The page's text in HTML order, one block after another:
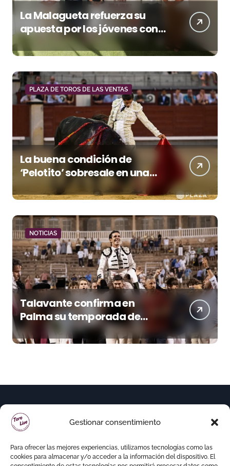
Gestionar consentimiento
Para ofrecer las mejores experiencias, utilizamos tecnologías como las
cookies para almacenar y/o acceder a la información del dispositivo. El
La Malagueta refuerza su
apuesta por los jóvenes con
entradas desde un euro
PLAZA DE TOROS DE LAS VENTAS
La buena condición de
‘Pelotito’ sobresale en una
noche gris en Las Ventas
NOTICIAS
Talavante confirma en
Palma su temporada de
figura y el palco niega el
premio a Roca Rey